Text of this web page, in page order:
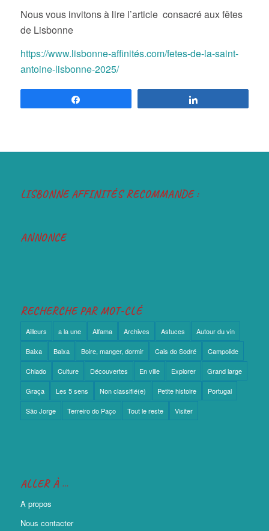
Nous vous invitons à lire l’article consacré aux fêtes
de Lisbonne
https://www.lisbonne-affinités.com/fetes-de-la-saint-
antoine-lisbonne-2025/
LISBONNE AFFINITÉS RECOMMANDE :
ANNONCE
RECHERCHE PAR MOT-CLÉ
Ailleurs a la une Alfama Archives Astuces Autour du vin
Baixa Baixa Boire, manger, dormir Cais do Sodré Campolide
Chiado Culture Découvertes En ville Explorer Grand large
Graça Les 5 sens Non classifié(e) Petite histoire Portugal
São Jorge Terreiro do Paço Tout le reste Visiter
ALLER À …
A propos
Nous contacter